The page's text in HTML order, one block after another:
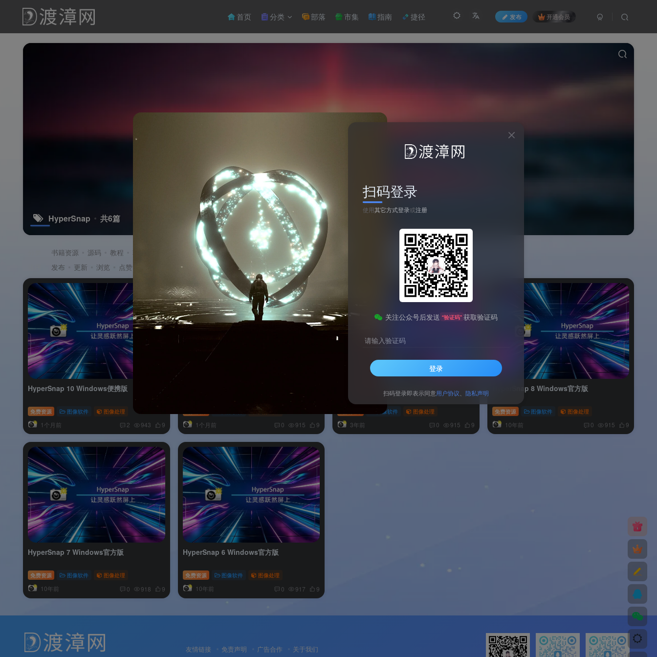
发布 开通会员
首页 分类 部落 市集 指南 捷径
HyperSnap 共6篇
书籍资源 源码 教程 软件
发布 更新 浏览 点赞 售价 积分 销量 随机
HyperSnap 10 Windows便携版
免费资源 图像软件 图像处理
1个月前 2 943 9 1个月前 0 915 9
图像软件 图像处理
3年前 0 915 9
HyperSnap 8 Windows官方版
免费资源 图像软件 图像处理
10年前 0 915 9
HyperSnap 7 Windows官方版
免费资源 图像软件 图像处理
10年前 0 918 9
HyperSnap 6 Windows官方版
免费资源 图像软件 图像处理
10年前 0 917 9
友情链接 免责声明 广告合作 关于我们
扫码登录
使用其它方式登录或注册
关注公众号后发送 “验证码” 获取验证码
请输入验证码
登录
扫码登录即表示同意用户协议 隐私声明